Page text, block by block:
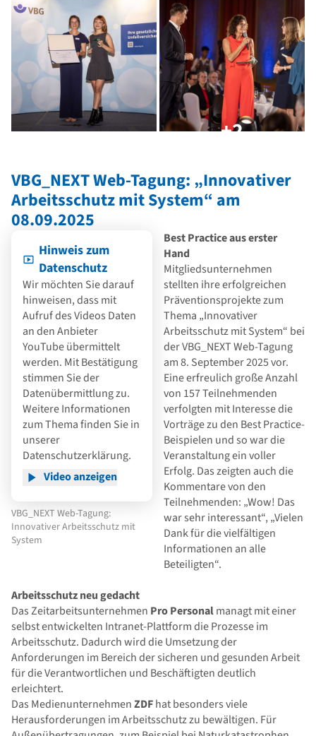
+2
VBG_NEXT Web-Tagung: „Innovativer
Arbeitsschutz mit System“ am
08.09.2025
Hinweis zum
Datenschutz
Wir möchten Sie darauf
hinweisen, dass mit
Aufruf des Videos Daten
an den Anbieter
YouTube übermittelt
werden. Mit Bestätigung
stimmen Sie der
Datenübermittlung zu.
Weitere Informationen
zum Thema finden Sie in
unserer
Datenschutzerklärung.
Video anzeigen
VBG_NEXT Web-Tagung:
Innovativer Arbeitsschutz mit
System
Best Practice aus erster
Hand
Mitgliedsunternehmen
stellten ihre erfolgreichen
Präventionsprojekte zum
Thema „Innovativer
Arbeitsschutz mit System“ bei
der VBG_NEXT Web-Tagung
am 8. September 2025 vor.
Eine erfreulich große Anzahl
von 157 Teilnehmenden
verfolgten mit Interesse die
Vorträge zu den Best Practice-
Beispielen und so war die
Veranstaltung ein voller
Erfolg. Das zeigten auch die
Kommentare von den
Teilnehmenden: „Wow! Das
war sehr interessant“, „Vielen
Dank für die vielfältigen
Informationen an alle
Beteiligten“.
Arbeitsschutz neu gedacht
Das Zeitarbeitsunternehmen Pro Personalmanagt mit einer
selbst entwickelten Intranet-Plattform die Prozesse im
Arbeitsschutz. Dadurch wird die Umsetzung der
Anforderungen im Bereich der sicheren und gesunden Arbeit
für die Verantwortlichen und Beschäftigten deutlich
erleichtert.
Das MedienunternehmenZDFhat besonders viele
Herausforderungen im Arbeitsschutz zu bewältigen. Für